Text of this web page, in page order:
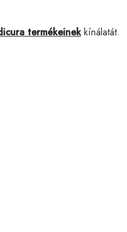
termékeinekkínálatát.